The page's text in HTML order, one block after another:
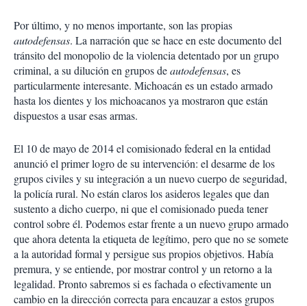
Por último, y no menos importante, son las propias
autodefensas. La narración que se hace en este documento del
tránsito del monopolio de la violencia detentado por un grupo
criminal, a su dilución en grupos deautodefensas, es
particularmente interesante. Michoacán es un estado armado
hasta los dientes y los michoacanos ya mostraron que están
dispuestos a usar esas armas.
El 10 de mayo de 2014 el comisionado federal en la entidad
anunció el primer logro de su intervención: el desarme de los
grupos civiles y su integración a un nuevo cuerpo de seguridad,
la policía rural. No están claros los asideros legales que dan
sustento a dicho cuerpo, ni que el comisionado pueda tener
control sobre él. Podemos estar frente a un nuevo grupo armado
que ahora detenta la etiqueta de legítimo, pero que no se somete
a la autoridad formal y persigue sus propios objetivos. Había
premura, y se entiende, por mostrar control y un retorno a la
legalidad. Pronto sabremos si es fachada o efectivamente un
cambio en la dirección correcta para encauzar a estos grupos